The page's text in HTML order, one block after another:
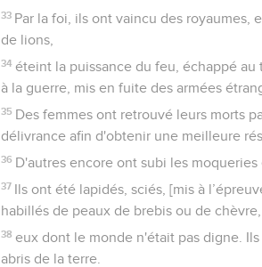
33 Par la foi, ils ont vaincu des royaumes,
de lions,
34 éteint la puissance du feu, échappé
à la guerre, mis en fuite des armées
35 Des femmes ont retrouvé leurs morts
délivrance afin d'obtenir une meilleure
36 D'autres encore ont subi les
37 Ils ont été lapidés, sciés, [mis à
habillés de peaux de brebis ou de
38 eux dont le monde n'était pas digne.
abris de la terre.